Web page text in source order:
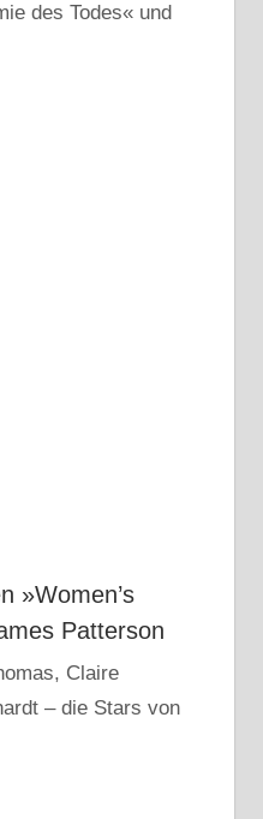
des Todes« und
»Women’s
Patterson
Claire
– die Stars von